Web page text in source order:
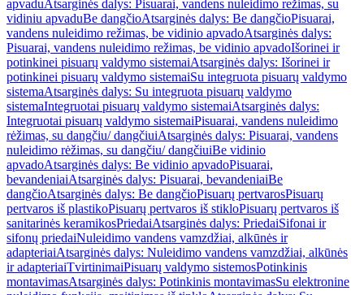
apvaduAtsarginės dalys: Pisuarai, vandens nuleidimo režimas, su
vidiniu apvaduBe dangčioAtsarginės dalys: Be dangčioPisuarai,
vandens nuleidimo režimas, be vidinio apvadoAtsarginės dalys:
Pisuarai, vandens nuleidimo režimas, be vidinio apvadoIšorinei ir
potinkinei pisuarų valdymo sistemaiAtsarginės dalys: Išorinei ir
potinkinei pisuarų valdymo sistemaiSu integruota pisuarų valdymo
sistemaAtsarginės dalys: Su integruota pisuarų valdymo
sistemaIntegruotai pisuarų valdymo sistemaiAtsarginės dalys:
Integruotai pisuarų valdymo sistemaiPisuarai, vandens nuleidimo
rėžimas, su dangčiu/ dangčiuiAtsarginės dalys: Pisuarai, vandens
nuleidimo rėžimas, su dangčiu/ dangčiuiBe vidinio
apvadoAtsarginės dalys: Be vidinio apvadoPisuarai,
bevandeniaiAtsarginės dalys: Pisuarai, bevandeniaiBe
dangčioAtsarginės dalys: Be dangčioPisuarų pertvarosPisuarų
pertvaros iš plastikoPisuarų pertvaros iš stikloPisuarų pertvaros iš
sanitarinės keramikosPriedaiAtsarginės dalys: PriedaiSifonai ir
sifonų priedaiNuleidimo vandens vamzdžiai, alkūnės ir
adapteriaiAtsarginės dalys: Nuleidimo vandens vamzdžiai, alkūnės
ir adapteriaiTvirtinimaiPisuarų valdymo sistemosPotinkinis
montavimasAtsarginės dalys: Potinkinis montavimasSu elektronine